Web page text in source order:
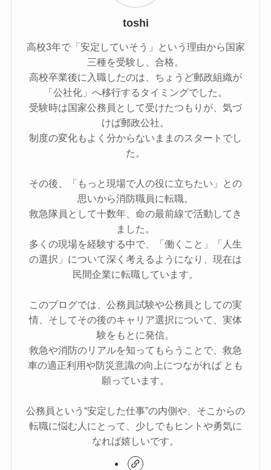
toshi
高校3年で「安定していそう」という理由から国家
三種を受験し、合格。
高校卒業後に入職したのは、ちょうど郵政組織が
「公社化」へ移行するタイミングでした。
受験時は国家公務員として受けたつもりが、気づ
けば郵政公社。
制度の変化もよく分からないままのスタートでし
た。
その後、「もっと現場で人の役に立ちたい」との
思いから消防職員に転職。
救急隊員として十数年、命の最前線で活動してき
ました。
多くの現場を経験する中で、「働くこと」「人生
の選択」について深く考えるようになり、現在は
民間企業に転職しています。
このブログでは、公務員試験や公務員としての実
情、そしてその後のキャリア選択について、実体
験をもとに発信。
救急や消防のリアルを知ってもらうことで、救急
車の適正利用や防災意識の向上につながれば とも
願っています。
公務員という“安定した仕事”の内側や、そこからの
転職に悩む人にとって、少しでもヒントや勇気に
なれば嬉しいです。